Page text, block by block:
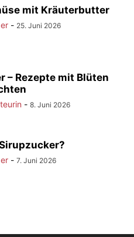
mit Kräuterbutter
- 25. Juni 2026
– Rezepte mit Blüten
- 8. Juni 2026
- 7. Juni 2026